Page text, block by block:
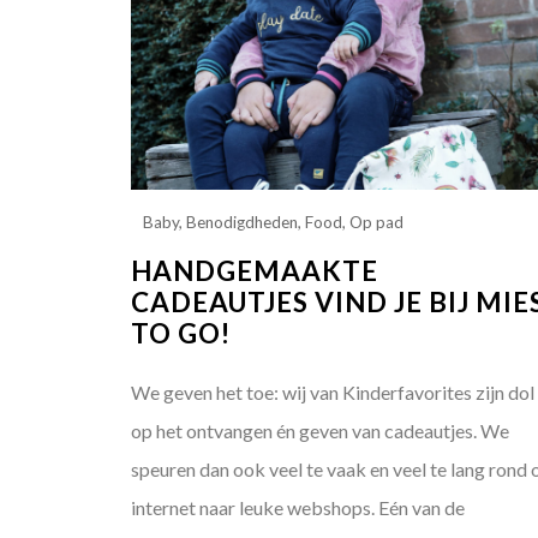
Baby,Benodigdheden,Food,Op pad
HANDGEMAAKTE
CADEAUTJES VIND JE BIJ
TO GO!
We geven het toe: wij van Kinderfavorites zijn dol
op het ontvangen én geven van cadeautjes. We
speuren dan ook veel te vaak en veel te lang rond
internet naar leuke webshops. Eén van de